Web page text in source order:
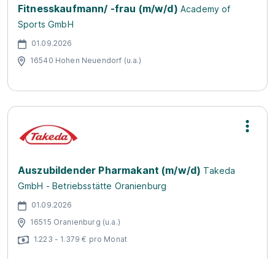
Fitnesskaufmann/ -frau (m/w/d) Academy of
Sports GmbH
01.09.2026
16540 Hohen Neuendorf (u.a.)
Auszubildender Pharmakant (m/w/d) Takeda
GmbH - Betriebsstätte Oranienburg
01.09.2026
16515 Oranienburg (u.a.)
1.223 - 1.379 € pro Monat